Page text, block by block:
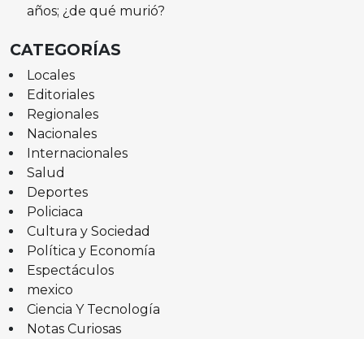
años; ¿de qué murió?
CATEGORÍAS
Locales
Editoriales
Regionales
Nacionales
Internacionales
Salud
Deportes
Policiaca
Cultura y Sociedad
Política y Economía
Espectáculos
mexico
Ciencia Y Tecnología
Notas Curiosas